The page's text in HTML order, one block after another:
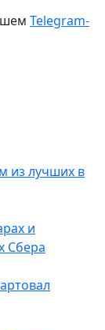
Telegram-
из лучших в
и
Сбера